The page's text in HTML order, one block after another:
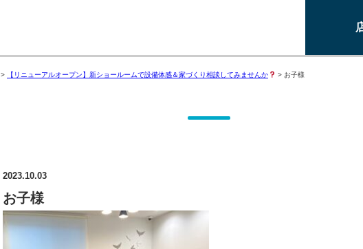
> 【リニューアルオープン】新ショールームで設備体感＆家づくり相談してみませんか > お子様
2023.10.03
お子様